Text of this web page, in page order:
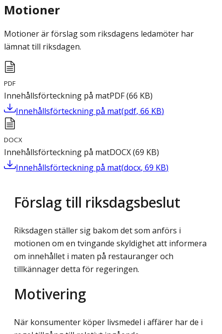
Motioner
Motioner är förslag som riksdagens ledamöter har
lämnat till riksdagen.
PDF
Innehållsförteckning på matPDF(66 KB)
Innehållsförteckning på mat(pdf, 66 KB)
DOCX
Innehållsförteckning på matDOCX(69 KB)
Innehållsförteckning på mat(docx, 69 KB)
Förslag till riksdagsbeslut
Riksdagen ställer sig bakom det som anförs i
motionen om en tvingande skyldighet att informera
om innehållet i maten på restauranger och
tillkännager detta för regeringen.
Motivering
När konsumenter köper livsmedel i affärer har de i